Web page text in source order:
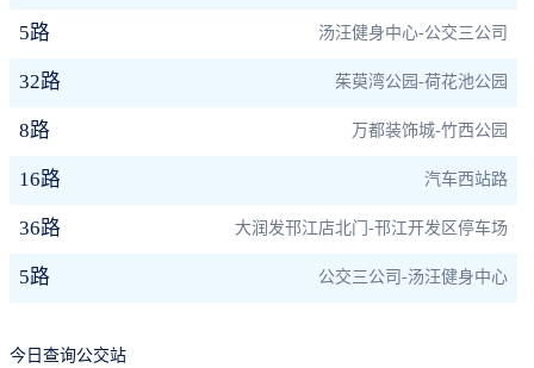
5路 汤汪健身中心-公交三公司
32路 茱萸湾公园-荷花池公园
8路 万都装饰城-竹西公园
16路 汽车西站路
36路 大润发邗江店北门-邗江开发区停车场
5路 公交三公司-汤汪健身中心
今日查询公交站